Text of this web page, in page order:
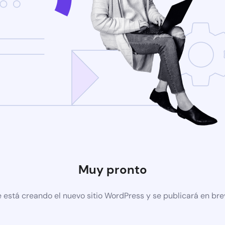
Muy pronto
está creando el nuevo sitio WordPress y se publicará en